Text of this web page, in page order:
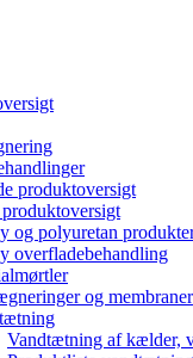
produktoversigt
og polyuretan
overfladebehandling
og membraner
Vandtætning af kælder,